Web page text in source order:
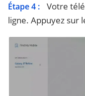
Étape 4 :
Votre
ligne. Appuyez sur